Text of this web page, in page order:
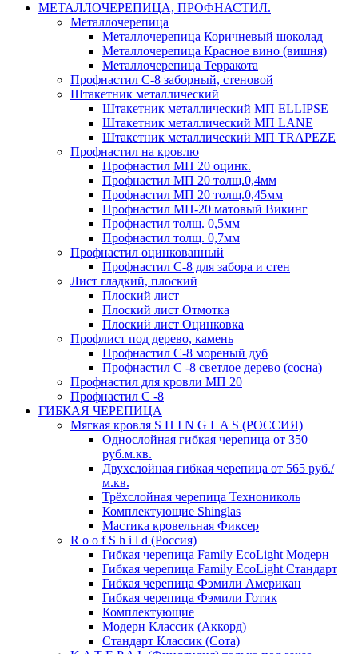
МЕТАЛЛОЧЕРЕПИЦА, ПРОФНАСТИЛ.
Металлочерепица
Металлочерепица Коричневый шоколад
Металлочерепица Красное вино (вишня)
Металлочерепица Терракота
Профнастил С-8 заборный, стеновой
Штакетник металлический
Штакетник металлический МП ELLIPSE
Штакетник металлический МП LАNE
Штакетник металлический МП TRAPEZE
Профнастил на кровлю
Профнастил МП 20 оцинк.
Профнастил МП 20 толщ.0,4мм
Профнастил МП 20 толщ.0,45мм
Профнастил МП-20 матовый Викинг
Профнастил толщ. 0,5мм
Профнастил толщ. 0,7мм
Профнастил оцинкованный
Профнастил С-8 для забора и стен
Лист гладкий, плоский
Плоский лист
Плоский лист Отмотка
Плоский лист Оцинковка
Профлист под дерево, камень
Профнастил С-8 мореный дуб
Профнастил С -8 светлое дерево (сосна)
Профнастил для кровли МП 20
Профнастил С -8
ГИБКАЯ ЧЕРЕПИЦА
Мягкая кровля S H I N G L A S (РОССИЯ)
Однослойная гибкая черепица от 350
руб.м.кв.
Двухслойная гибкая черепица от 565 руб./
м.кв.
Трёхслойная черепица Технониколь
Комплектующие Shinglas
Мастика кровельная Фиксер
R o o f S h i l d (Россия)
Гибкая черепица Family ЕсоLight Модерн
Гибкая черепица Family ЕсоLight Стандарт
Гибкая черепица Фэмили Американ
Гибкая черепица Фэмили Готик
Комплектующие
Модерн Классик (Аккорд)
Стандарт Классик (Сота)